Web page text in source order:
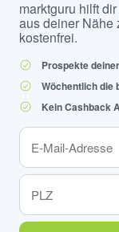
marktguru hilft
aus deiner Nähe
kostenfrei.
Prospekte
Wöchentlich die
Kein Cashback